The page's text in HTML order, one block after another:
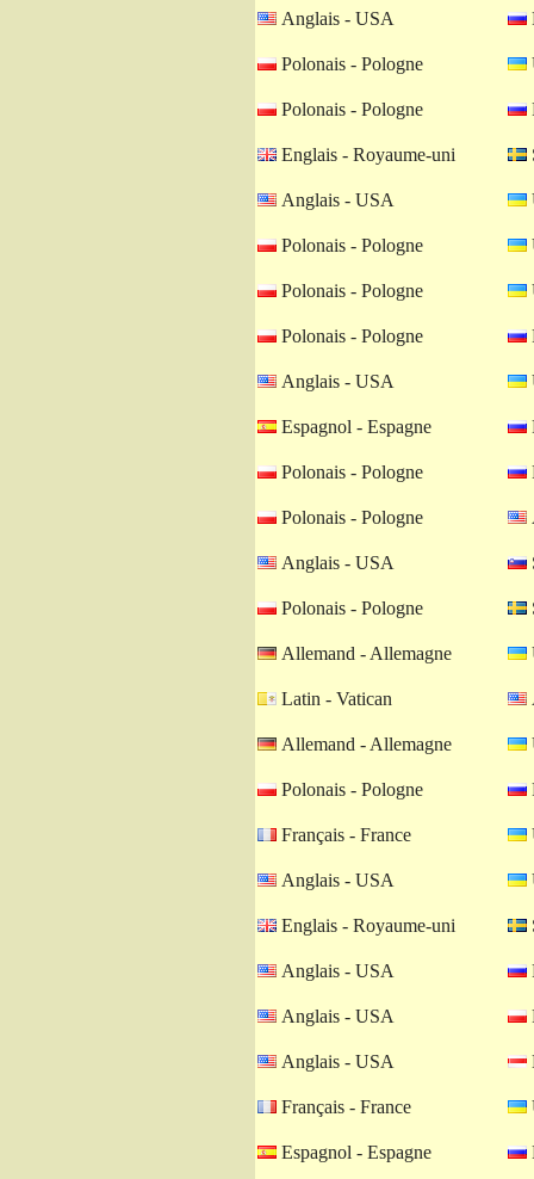
Anglais - USA
Polonais - Pologne
Polonais - Pologne
Englais - Royaume-uni
Anglais - USA
Polonais - Pologne
Polonais - Pologne
Polonais - Pologne
Anglais - USA
Espagnol - Espagne
Polonais - Pologne
Polonais - Pologne
Anglais - USA
Polonais - Pologne
Allemand - Allemagne
Latin - Vatican
Allemand - Allemagne
Polonais - Pologne
Français - France
Anglais - USA
Englais - Royaume-uni
Anglais - USA
Anglais - USA
Anglais - USA
Français - France
Espagnol - Espagne